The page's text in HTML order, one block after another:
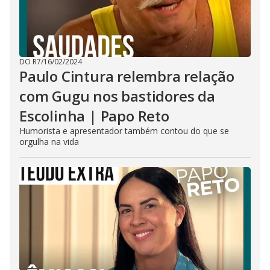
DO R7/16/02/2024
Paulo Cintura relembra relação
com Gugu nos bastidores da
Escolinha | Papo Reto
Humorista e apresentador também contou do que se
orgulha na vida